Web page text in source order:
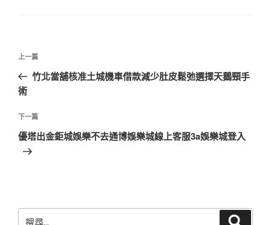
文
導
覽
上
一
篇
章
上一篇
竹北當舖核准土城機車借款減少肚皮鬆弛選擇天鵝頸手
術
下
一
下一篇
優塔出金鉅城娛樂不去通博娛樂城線上客服3a娛樂城登入